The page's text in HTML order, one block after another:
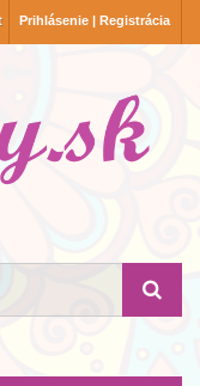
Prihlásenie | Registrácia